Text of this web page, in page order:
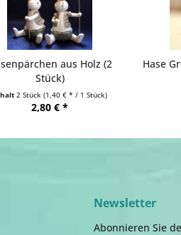
aus Holz (2
Stück)
2 Stück (1,40 € * / 1 Stück)
2,80 € *
Hase
Newsletter
Abonnieren Sie